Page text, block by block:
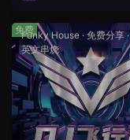
Funky House · 免费分享·
英文串烧
免费